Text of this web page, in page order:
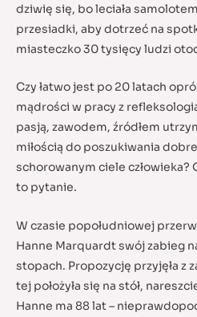
dziwię się, bo leciała
przesiadki, aby dotrzeć na
miasteczko 30 tysięcy ludzi
Czy łatwo jest po 20 latach
mądrości w pracy z
pasją, zawodem, źródłem
miłością do poszukiwania
schorowanym ciele człowieka?
to pytanie.
W czasie popołudniowej
Hanne Marquardt swój zabieg
stopach. Propozycję przyjęła z
tej położyła się na stół,
Hanne ma 88 lat –